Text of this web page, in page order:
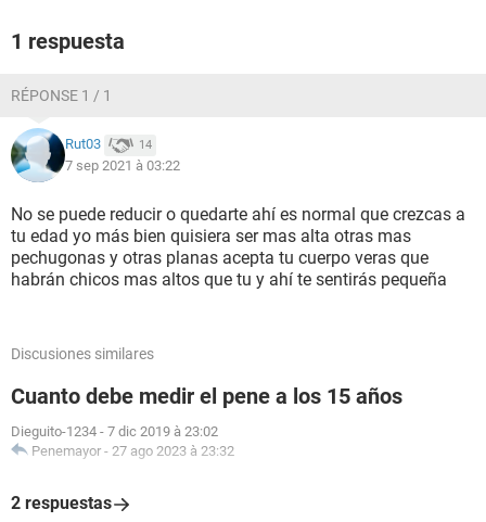
1 respuesta
RÉPONSE 1 / 1
Rut03 14
7 sep 2021 à 03:22
No se puede reducir o quedarte ahí es normal que crezcas a
tu edad yo más bien quisiera ser mas alta otras mas
pechugonas y otras planas acepta tu cuerpo veras que
habrán chicos mas altos que tu y ahí te sentirás pequeña
Discusiones similares
Cuanto debe medir el pene a los 15 años
Dieguito-1234 - 7 dic 2019 à 23:02
Penemayor - 27 ago 2023 à 23:32
2 respuestas